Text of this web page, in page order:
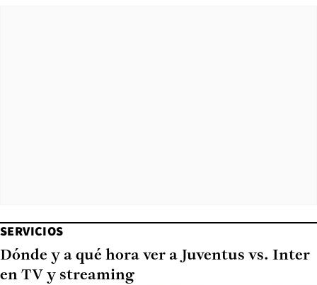
SERVICIOS
Dónde y a qué hora ver a Juventus vs. Inter
en TV y streaming